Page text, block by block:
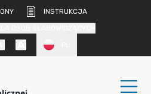
INSTRUKCJA